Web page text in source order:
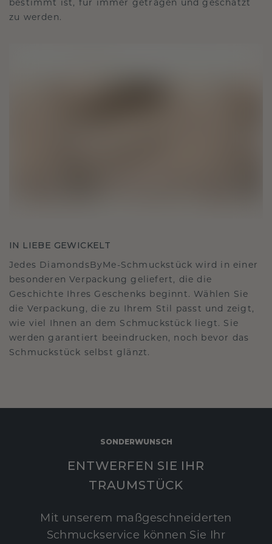
bestimmt ist, für immer getragen und geschätzt
zu werden.
IN LIEBE GEWICKELT
Jedes DiamondsByMe-Schmuckstück wird in einer
besonderen Verpackung geliefert, die die
Geschichte Ihres Geschenks beginnt. Wählen Sie
die Verpackung, die zu Ihrem Stil passt und zeigt,
wie viel Ihnen an dem Schmuckstück liegt. Sie
werden garantiert beeindrucken, noch bevor das
Schmuckstück selbst glänzt.
SONDERWUNSCH
ENTWERFEN SIE IHR
TRAUMSTÜCK
Mit unserem maßgeschneiderten
Schmuckservice können Sie Ihr